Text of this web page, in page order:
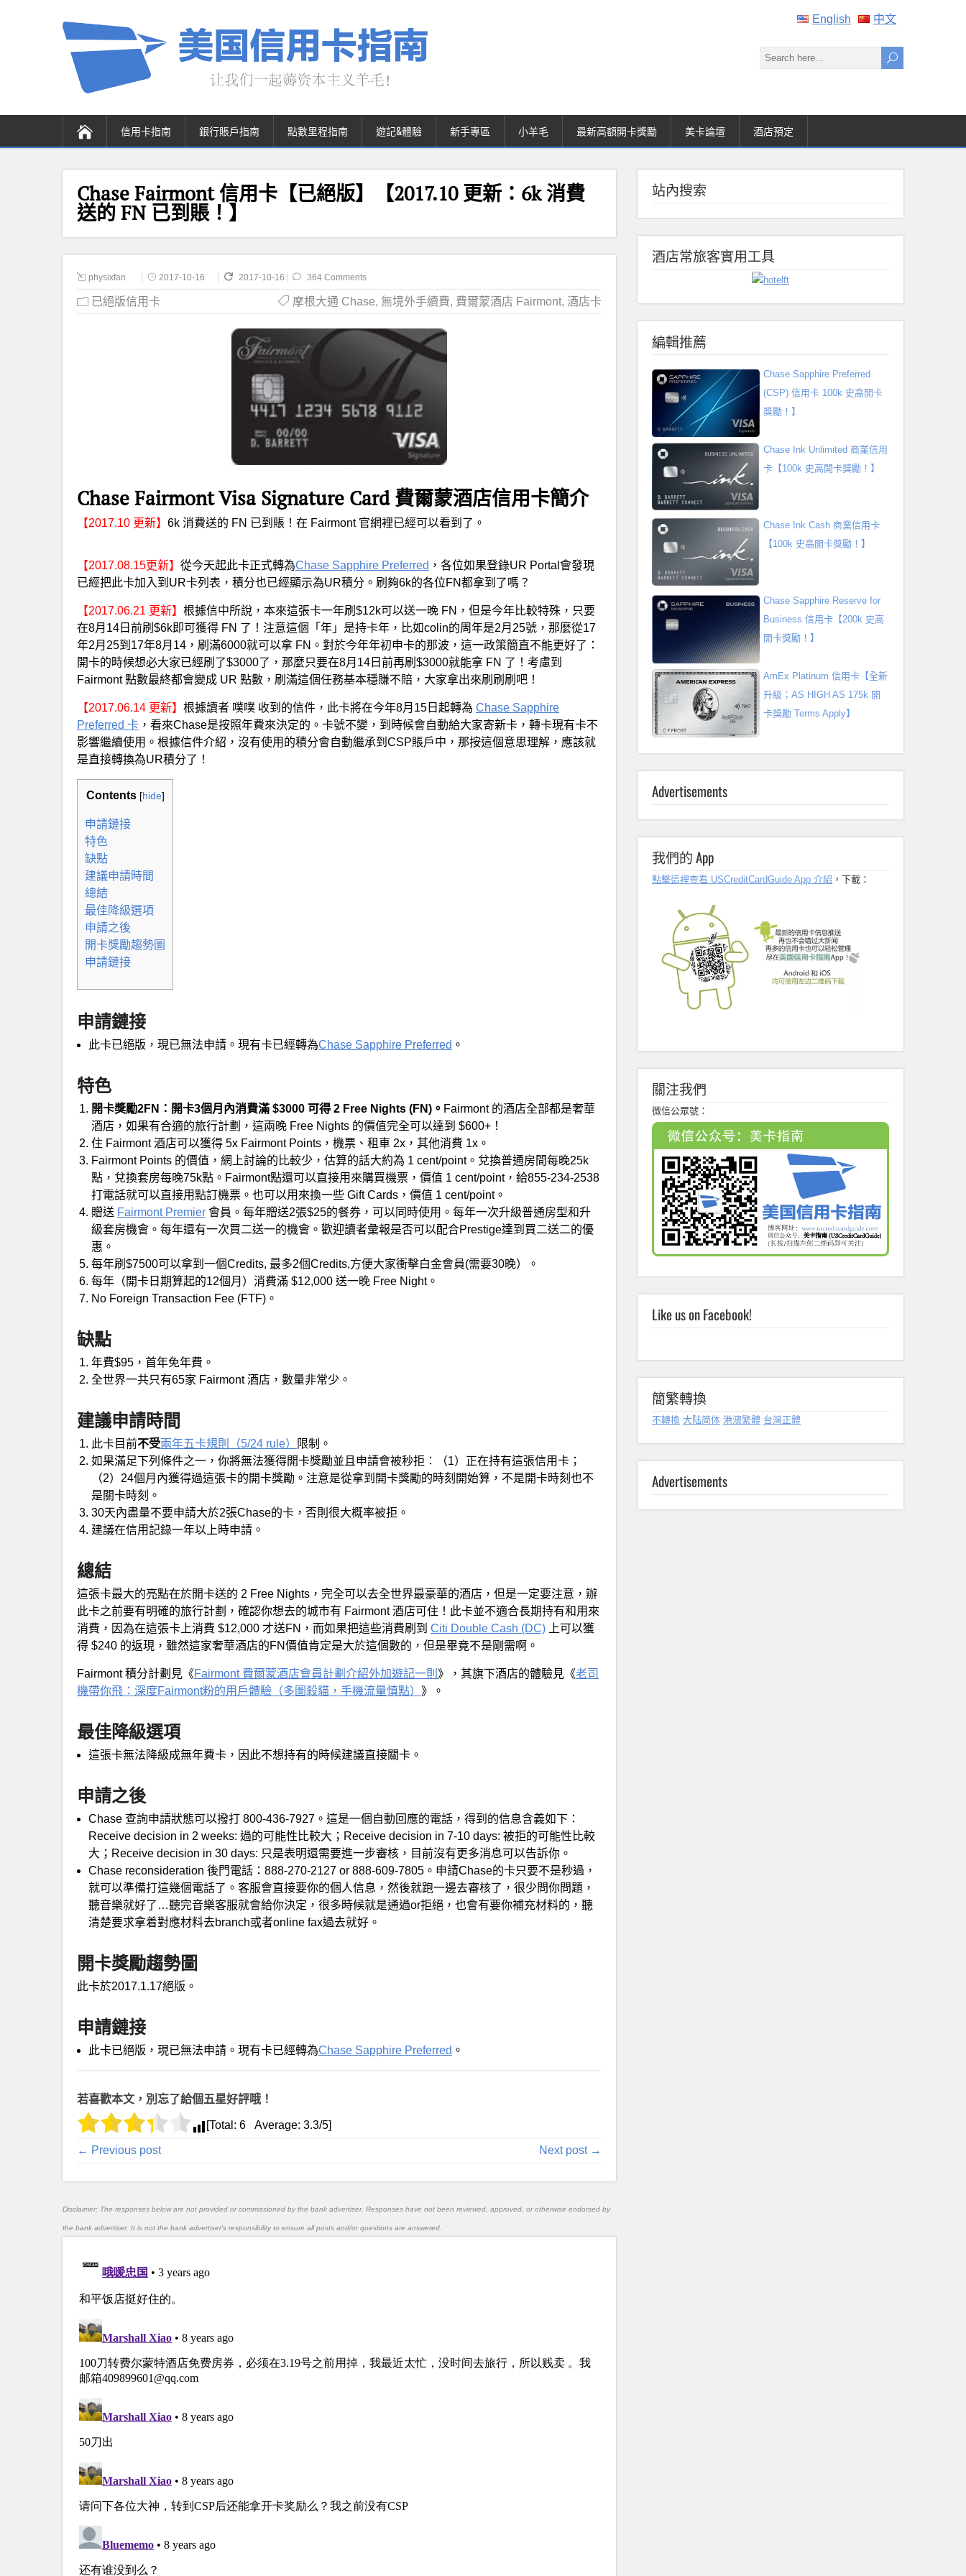
English 中文
信用卡指南 銀行賬戶指南 點數里程指南 遊記&體驗 新手專區 小羊毛 最新高額開卡獎勵 美卡論壇 酒店預定
Chase Fairmont 信用卡【已絕版】【2017.10 更新：6k 消費
送的 FN 已到賬！】
physixfan 2017-10-16 2017-10-16 364 Comments
已絕版信用卡 摩根大通 Chase, 無境外手續費, 費爾蒙酒店 Fairmont, 酒店卡
Chase Fairmont Visa Signature Card 費爾蒙酒店信用卡簡介
【2017.10 更新】 6k 消費送的 FN 已到賬！在 Fairmont 官網裡已經可以看到了。
【2017.08.15更新】 從今天起此卡正式轉為Chase Sapphire Preferred ，各位如果登錄UR Portal會發現
已經把此卡加入到UR卡列表，積分也已經顯示為UR積分。刷夠6k的各位FN都拿到了嗎？
【2017.06.21 更新】 根據信中所說，本來這張卡一年刷$12k可以送一晚 FN，但是今年比較特殊，只要
在8月14日前刷$6k即可獲得 FN 了！注意這個「年」是持卡年，比如colin的周年是2月25號，那麼從17
年2月25到17年8月14，刷滿6000就可以拿 FN。對於今年年初申卡的那波，這一政策簡直不能更好了：
開卡的時候想必大家已經刷了$3000了，那麼只要在8月14日前再刷$3000就能拿 FN 了！考慮到
Fairmont 點數最終都會變成 UR 點數，刷滿這個任務基本穩賺不賠，大家拿出來刷刷刷吧！
【2017.06.14 更新】 根據讀者 噗噗 收到的信件，此卡將在今年8月15日起轉為 Chase Sapphire
Preferred 卡 ，看來Chase是按照年費來決定的。卡號不變，到時候會自動給大家寄新卡，轉卡現有卡不
影響繼續使用。根據信件介紹，沒有使用的積分會自動繼承到CSP賬戶中，那按這個意思理解，應該就
是直接轉換為UR積分了！
Contents [hide]
申請鏈接
特色
缺點
建議申請時間
總結
最佳降級選項
申請之後
開卡獎勵趨勢圖
申請鏈接
申請鏈接
此卡已絕版，現已無法申請。現有卡已經轉為Chase Sapphire Preferred 。
特色
開卡獎勵2FN：開卡3個月內消費滿 $3000 可得 2 Free Nights (FN)。 Fairmont 的酒店全部都是奢華
酒店，如果有合適的旅行計劃，這兩晚 Free Nights 的價值完全可以達到 $600+！
住 Fairmont 酒店可以獲得 5x Fairmont Points，機票、租車 2x，其他消費 1x。
Fairmont Points 的價值，網上討論的比較少，估算的話大約為 1 cent/point。兌換普通房間每晚25k
點，兌換套房每晚75k點。Fairmont點還可以直接用來購買機票，價值 1 cent/point，給855-234-2538
打電話就可以直接用點訂機票。也可以用來換一些 Gift Cards，價值 1 cent/point。
贈送 Fairmont Premier 會員。每年贈送2張$25的餐券，可以同時使用。每年一次升級普通房型和升
級套房機會。每年還有一次買二送一的機會。歡迎讀者彙報是否可以配合Prestige達到買二送二的優
惠。
每年刷$7500可以拿到一個Credits, 最多2個Credits,方便大家衝擊白金會員(需要30晚）。
每年（開卡日期算起的12個月）消費滿 $12,000 送一晚 Free Night。
No Foreign Transaction Fee (FTF)。
缺點
年費$95，首年免年費。
全世界一共只有65家 Fairmont 酒店，數量非常少。
建議申請時間
此卡目前不受兩年五卡規則（5/24 rule）
限制。
如果滿足下列條件之一，你將無法獲得開卡獎勵並且申請會被秒拒：（1）正在持有這張信用卡；
（2）24個月內獲得過這張卡的開卡獎勵。注意是從拿到開卡獎勵的時刻開始算，不是開卡時刻也不
是關卡時刻。
30天內盡量不要申請大於2張Chase的卡，否則很大概率被拒。
建議在信用記錄一年以上時申請。
總結
這張卡最大的亮點在於開卡送的 2 Free Nights，完全可以去全世界最豪華的酒店，但是一定要注意，辦
此卡之前要有明確的旅行計劃，確認你想去的城市有 Fairmont 酒店可住！此卡並不適合長期持有和用來
消費，因為在這張卡上消費 $12,000 才送FN，而如果把這些消費刷到 Citi Double Cash (DC) 上可以獲
得 $240 的返現，雖然這家奢華酒店的FN價值肯定是大於這個數的，但是畢竟不是剛需啊。
Fairmont 積分計劃見《Fairmont 費爾蒙酒店會員計劃介紹外加遊記一則 》，其旗下酒店的體驗見《老司
機帶你飛：深度Fairmont粉的用戶體驗（多圖殺貓，手機流量慎點） 》。
最佳降級選項
這張卡無法降級成無年費卡，因此不想持有的時候建議直接關卡。
申請之後
Chase 查詢申請狀態可以撥打 800-436-7927。這是一個自動回應的電話，得到的信息含義如下：
Receive decision in 2 weeks: 過的可能性比較大；Receive decision in 7-10 days: 被拒的可能性比較
大；Receive decision in 30 days: 只是表明還需要進一步審核，目前沒有更多消息可以告訴你。
Chase reconsideration 後門電話：888-270-2127 or 888-609-7805。申請Chase的卡只要不是秒過，
就可以準備打這幾個電話了。客服會直接要你的個人信息，然後就跑一邊去審核了，很少問你問題，
聽音樂就好了…聽完音樂客服就會給你決定，很多時候就是通過or拒絕，也會有要你補充材料的，聽
清楚要求拿着對應材料去branch或者online fax過去就好。
開卡獎勵趨勢圖
此卡於2017.1.17絕版。
申請鏈接
此卡已絕版，現已無法申請。現有卡已經轉為Chase Sapphire Preferred 。
若喜歡本文，別忘了給個五星好評哦！
[Total: 6 Average: 3.3/5]
← Previous post Next post →
Disclaimer: The responses below are not provided or commissioned by the bank advertiser. Responses have not been reviewed, approved, or otherwise endorsed by
the bank advertiser. It is not the bank advertiser's responsibility to ensure all posts and/or questions are answered.
站內搜索
酒店常旅客實用工具
編輯推薦
Chase Sapphire Preferred
(CSP) 信用卡 100k 史高開卡
獎勵！】
Chase Ink Unlimited 商業信用
卡【100k 史高開卡獎勵！】
Chase Ink Cash 商業信用卡
【100k 史高開卡獎勵！】
Chase Sapphire Reserve for
Business 信用卡【200k 史高
開卡獎勵！】
AmEx Platinum 信用卡【全新
升級；AS HIGH AS 175k 開
卡獎勵 Terms Apply】
Advertisements
我們的 App
點擊這裡查看 USCreditCardGuide App 介紹 ，下載：
關注我們
微信公眾號：
Like us on Facebook!
簡繁轉換
不轉換 大陆简体 港澳繁體 台灣正體
Advertisements